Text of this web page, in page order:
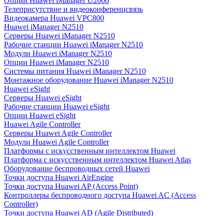
Телеприсутствие и видеоконференцсвязь
Видеокамера Huawei VPC800
Huawei iManager N2510
Серверы Huawei iManager N2510
Рабочие станции Huawei iManager N2510
Модули Huawei iManager N2510
Опции Huawei iManager N2510
Системы питания Huawei iManager N2510
Монтажное оборудование Huawei iManager N2510
Huawei eSight
Серверы Huawei eSight
Рабочие станции Huawei eSight
Опции Huawei eSight
Huawei Agile Controller
Серверы Huawei Agile Controller
Модули Huawei Agile Controller
Платформы с искусственным интеллектом Huawei
Платформа с искусственным интеллектом Huawei Atlas
Оборудование беспроводных сетей Huawei
Точки доступа Huawei AirEngine
Точки доступа Huawei AP (Access Point)
Контроллеры беспроводного доступа Huawei AC (Access
Controller)
Точки доступа Huawei AD (Agile Distributed)